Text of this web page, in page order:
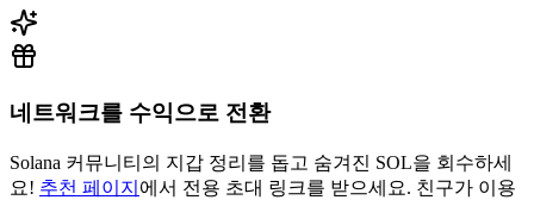
4w56Hyviw4
네트워크를 수익으로 전환
Solana 커뮤니티의 지갑 정리를 돕고 숨겨진 SOL을 회수하세
요! 추천 페이지 에서 전용 초대 링크를 받으세요. 친구가 이용